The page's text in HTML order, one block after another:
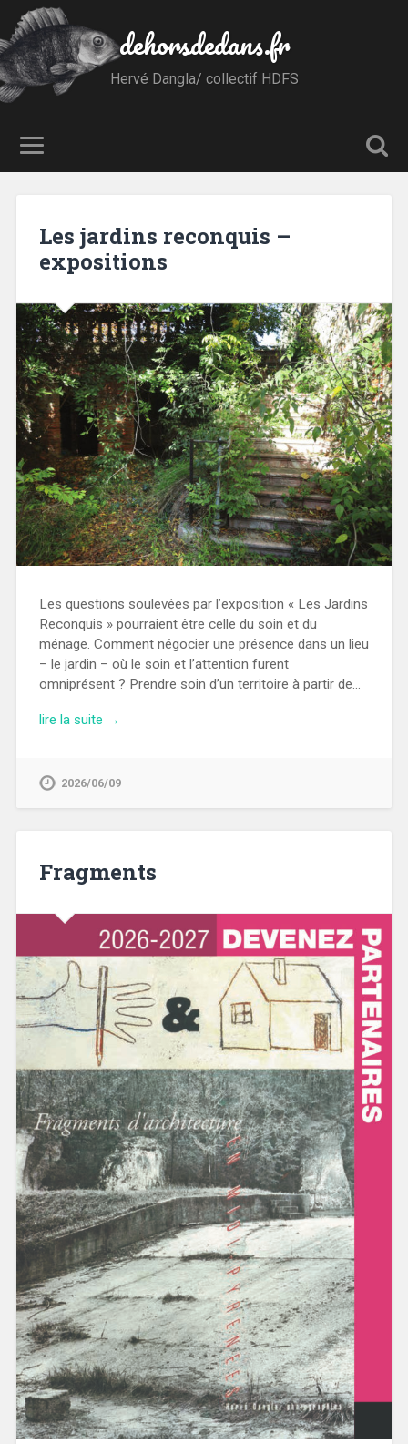
dehorsdedans.fr
Hervé Dangla/ collectif HDFS
Les jardins reconquis –
expositions
Les questions soulevées par l’exposition « Les Jardins
Reconquis » pourraient être celle du soin et du
ménage. Comment négocier une présence dans un lieu
– le jardin – où le soin et l’attention furent
omniprésent ? Prendre soin d’un territoire à partir de…
lire la suite →
2026/06/09
Fragments